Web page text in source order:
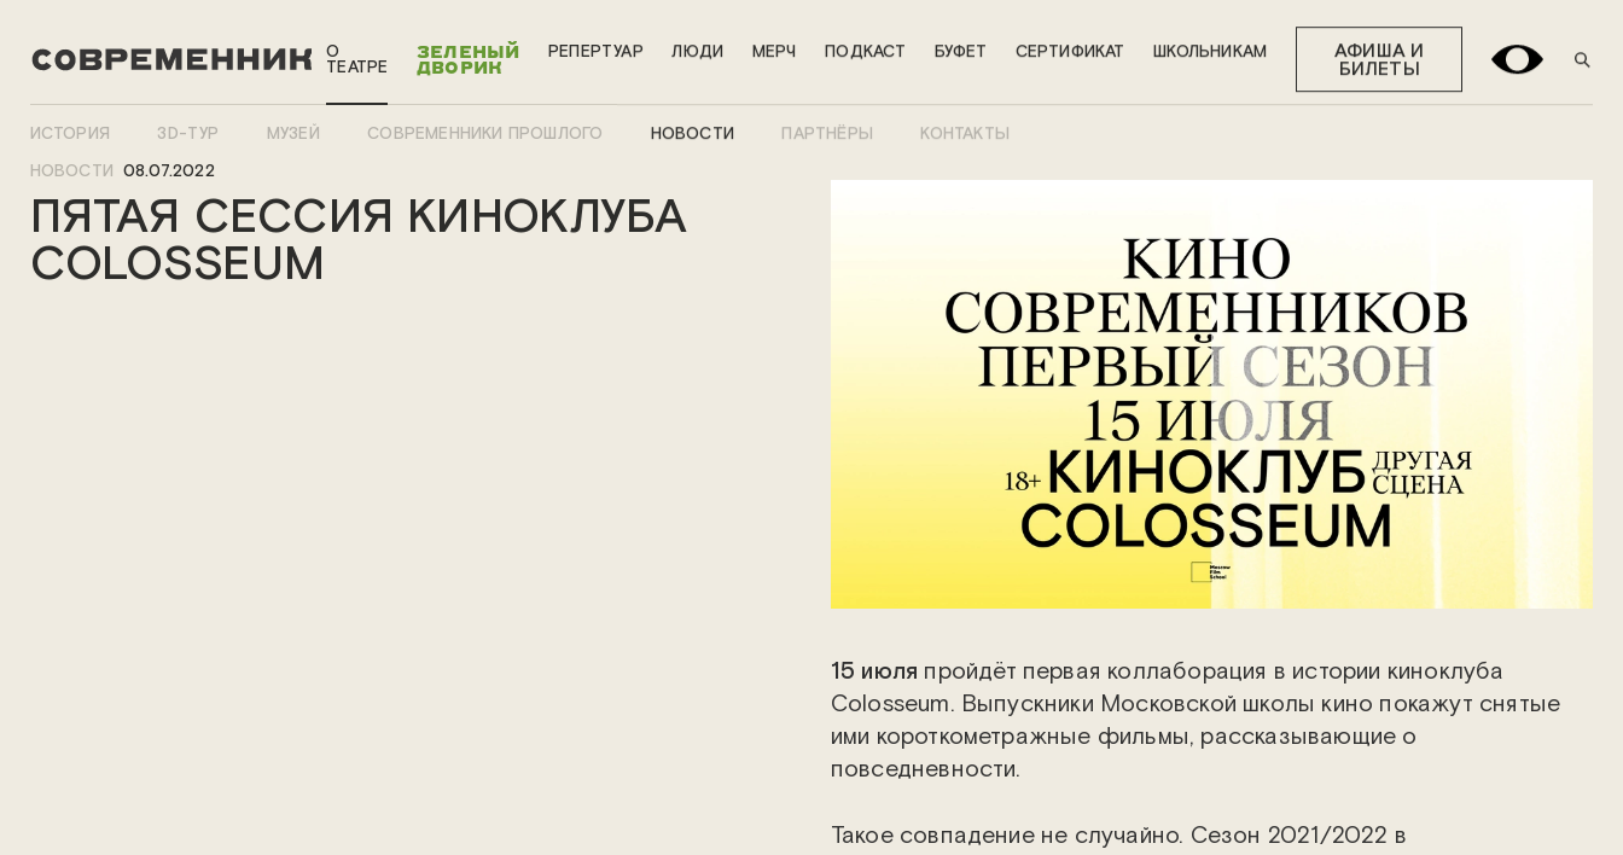
О
ТЕАТРЕ
ЗЕЛЕНЫЙ
ДВОРИК
РЕПЕРТУАР ЛЮДИ МЕРЧ ПОДКАСТ БУФЕТ СЕРТИФИКАТ ШКОЛЬНИКАМ АФИША И
БИЛЕТЫ
ИСТОРИЯ 3D-ТУР МУЗЕЙ СОВРЕМЕННИКИ ПРОШЛОГО НОВОСТИ ПАРТНЁРЫ
КОНТАКТЫ
НОВОСТИ 08.07.2022
ПЯТАЯ СЕССИЯ КИНОКЛУБА
COLOSSEUM
15 июля пройдёт первая коллаборация в истории киноклуба
Colosseum. Выпускники Московской школы кино покажут снятые
ими короткометражные фильмы, рассказывающие о
повседневности.
Такое совпадение не случайно. Сезон 2021/2022 в